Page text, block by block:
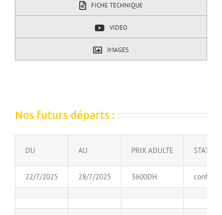
FICHE TECHNIQUE
VIDEO
IMAGES
Nos futurs départs :
DU AU PRIX ADULTE STATUT
22/7/2025 28/7/2025 3600DH